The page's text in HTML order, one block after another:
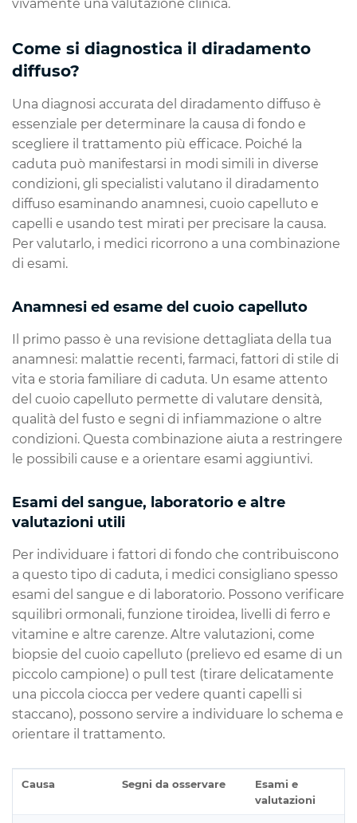
vivamente una valutazione clinica.
Come si diagnostica il diradamento
diffuso?
Una diagnosi accurata del diradamento diffuso è
essenziale per determinare la causa di fondo e
scegliere il trattamento più efficace. Poiché la
caduta può manifestarsi in modi simili in diverse
condizioni, gli specialisti valutano il diradamento
diffuso esaminando anamnesi, cuoio capelluto e
capelli e usando test mirati per precisare la causa.
Per valutarlo, i medici ricorrono a una combinazione
di esami.
Anamnesi ed esame del cuoio capelluto
Il primo passo è una revisione dettagliata della tua
anamnesi: malattie recenti, farmaci, fattori di stile di
vita e storia familiare di caduta. Un esame attento
del cuoio capelluto permette di valutare densità,
qualità del fusto e segni di infiammazione o altre
condizioni. Questa combinazione aiuta a restringere
le possibili cause e a orientare esami aggiuntivi.
Esami del sangue, laboratorio e altre
valutazioni utili
Per individuare i fattori di fondo che contribuiscono
a questo tipo di caduta, i medici consigliano spesso
esami del sangue e di laboratorio. Possono verificare
squilibri ormonali, funzione tiroidea, livelli di ferro e
vitamine e altre carenze. Altre valutazioni, come
biopsie del cuoio capelluto (prelievo ed esame di un
piccolo campione) o pull test (tirare delicatamente
una piccola ciocca per vedere quanti capelli si
staccano), possono servire a individuare lo schema e
orientare il trattamento.
Causa Segni da osservare
Esami e
valutazioni